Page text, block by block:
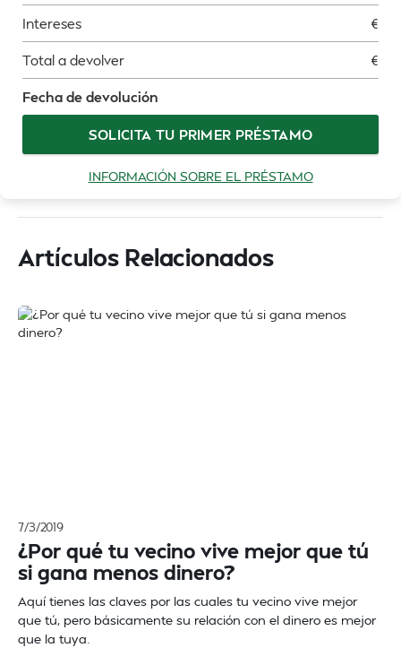
Intereses €
Total a devolver €
Fecha de devolución
SOLICITA TU PRIMER PRÉSTAMO
INFORMACIÓN SOBRE EL PRÉSTAMO
Artículos Relacionados
7/3/2019
¿Por qué tu vecino vive mejor que tú
si gana menos dinero?
Aquí tienes las claves por las cuales tu vecino vive mejor
que tú, pero básicamente su relación con el dinero es mejor
que la tuya.